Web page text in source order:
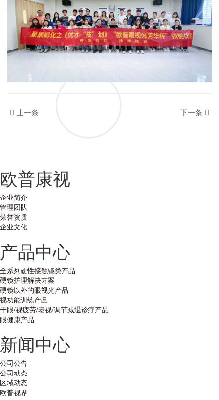
上一条 下一条
欧普康视
企业简介
管理团队
荣誉资质
企业文化
产品中心
全系列硬性接触镜类产品
硬镜护理解决方案
硬镜以外的眼视光产品
视功能训练产品
干眼/视疲劳/老视/调节减退诊疗产品
眼健康产品
新闻中心
公司公告
公司动态
区域动态
欧普视界